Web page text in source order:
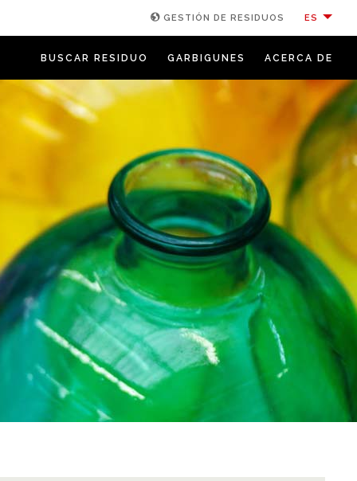
GESTIÓN DE RESIDUOS ES
BUSCAR RESIDUO GARBIGUNES ACERCA DE